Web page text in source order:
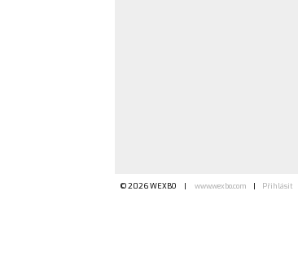
© 2026 WEXBO |www.wexbo.com | Přihlásit